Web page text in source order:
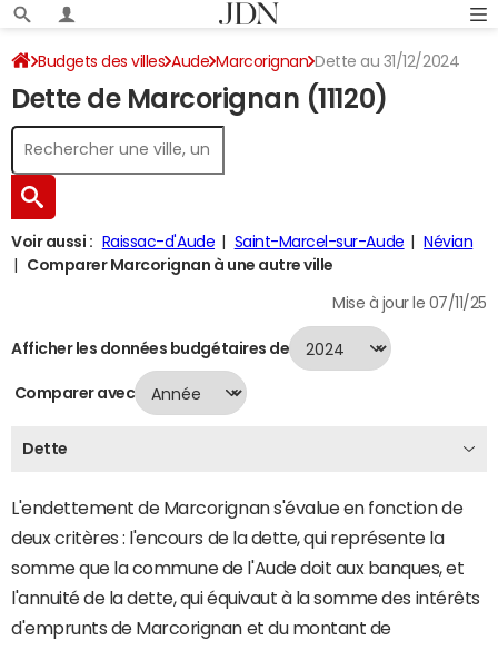
Budgets des villes Aude Marcorignan Dette au 31/12/2024
Dette de Marcorignan (11120)
Voir aussi : Raissac-d'Aude Saint-Marcel-sur-Aude
Névian
Comparer Marcorignan à une autre ville
Mise à jour le 07/11/25
Afficher les données budgétaires de
Comparer avec
Dette
L'endettement de Marcorignan s'évalue en fonction de
deux critères : l'encours de la dette, qui représente la
somme que la commune de l'Aude doit aux banques, et
l'annuité de la dette, qui équivaut à la somme des intérêts
d'emprunts de Marcorignan et du montant de